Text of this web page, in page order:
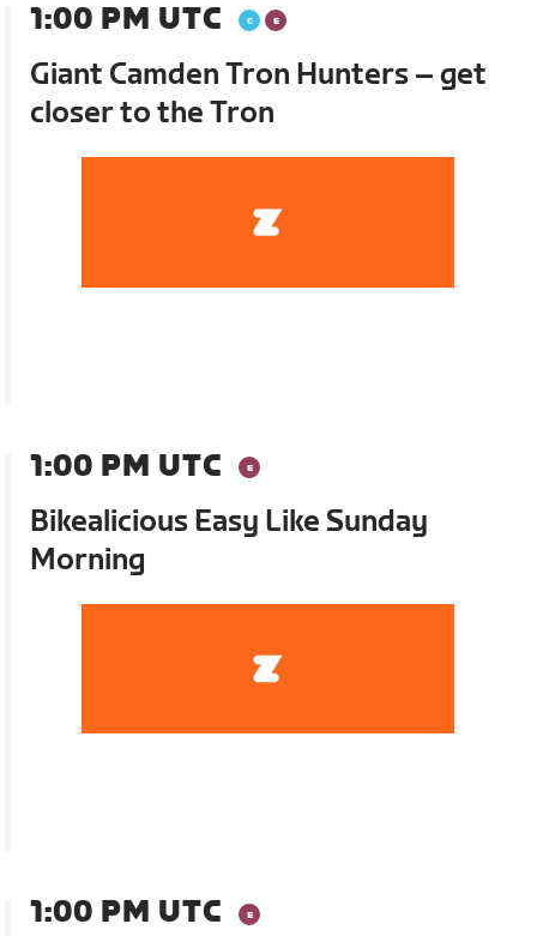
1:00 PM UTC
Giant Camden Tron Hunters – get
closer to the Tron
1:00 PM UTC
Bikealicious Easy Like Sunday
Morning
1:00 PM UTC